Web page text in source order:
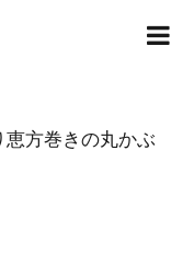
方巻きの丸かぶ